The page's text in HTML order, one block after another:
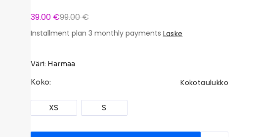
39.00 €99.00 €
Installment plan 3 monthly payments Laske
Väri: Harmaa
Koko: Kokotaulukko
XS S